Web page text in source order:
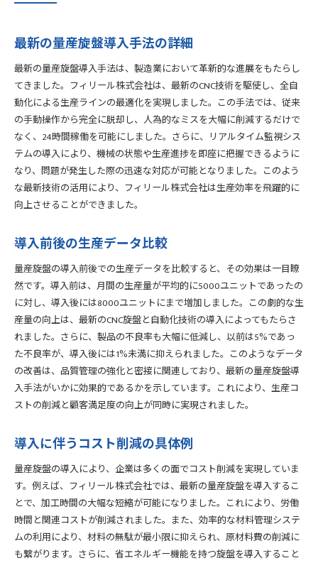
最新の量産旋盤導入手法の詳細
最新の量産旋盤導入手法は、製造業において革新的な進展をもたらし
てきました。フィリール株式会社は、最新のCNC技術を駆使し、全自
動化による生産ラインの最適化を実現しました。この手法では、従来
の手動操作から完全に脱却し、人為的なミスを大幅に削減するだけで
なく、24時間稼働を可能にしました。さらに、リアルタイム監視シス
テムの導入により、機械の状態や生産進捗を即座に把握できるように
なり、問題が発生した際の迅速な対応が可能となりました。このよう
な最新技術の活用により、フィリール株式会社は生産効率を飛躍的に
向上させることができました。
導入前後の生産データ比較
量産旋盤の導入前後での生産データを比較すると、その効果は一目瞭
然です。導入前は、月間の生産量が平均的に5000ユニットであったの
に対し、導入後には8000ユニットにまで増加しました。この劇的な生
産量の向上は、最新のCNC旋盤と自動化技術の導入によってもたらさ
れました。さらに、製品の不良率も大幅に低減し、以前は5%であっ
た不良率が、導入後には1%未満に抑えられました。このようなデータ
の改善は、品質管理の強化と密接に関連しており、最新の量産旋盤導
入手法がいかに効果的であるかを示しています。これにより、生産コ
ストの削減と顧客満足度の向上が同時に実現されました。
導入に伴うコスト削減の具体例
量産旋盤の導入により、企業は多くの面でコスト削減を実現していま
す。例えば、フィリール株式会社では、最新の量産旋盤を導入するこ
とで、加工時間の大幅な短縮が可能になりました。これにより、労働
時間と関連コストが削減されました。また、効率的な材料管理システ
ムの利用により、材料の無駄が最小限に抑えられ、原材料費の削減に
も繋がります。さらに、省エネルギー機能を持つ旋盤を導入すること